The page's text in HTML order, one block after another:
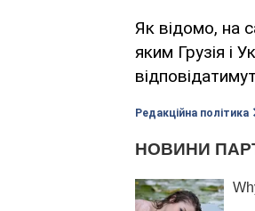
Як відомо, на
яким Грузія і
Редакційна політика